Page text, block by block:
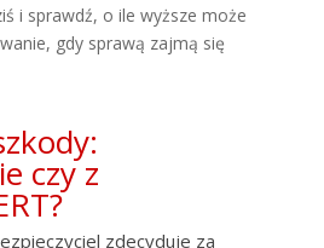
i sprawdź, o ile wyższe może
gdy sprawą zajmą się
czy z
zdecyduje za